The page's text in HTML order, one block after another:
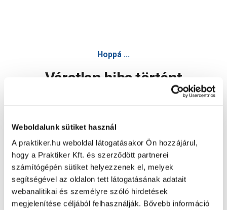
Weboldalunk sütiket használ
A praktiker.hu weboldal látogatásakor Ön hozzájárul,
hogy a Praktiker Kft. és szerződött partnerei
számítógépén sütiket helyezzenek el, melyek
segítségével az oldalon tett látogatásának adatait
webanalitikai és személyre szóló hirdetések
megjelenítése céljából felhasználják. Bővebb információ
Hoppá ...
Váratlan hiba történt
Oldal újratöltése